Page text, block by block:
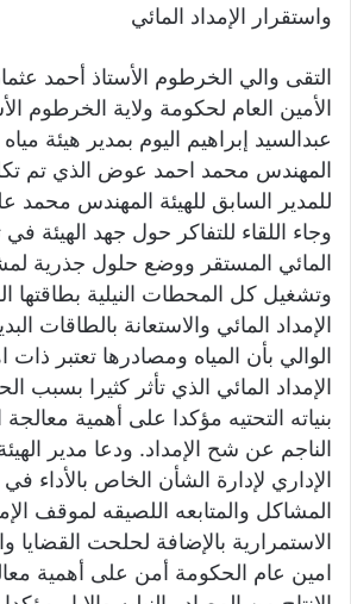
واستقرار الإمداد المائي
التقى والي الخرطوم الأستاذ أحمد
الأمين العام لحكومة ولاية الخرطوم
عبدالسيد إبراهيم اليوم بمدير هيئة
المهندس محمد احمد عوض الذي تم
للمدير السابق للهيئة المهندس محمد
وجاء اللقاء للتفاكر حول جهد الهيئة في
المائي المستقر ووضع حلول جذرية
وتشغيل كل المحطات النيلية
الإمداد المائي والاستعانة بالطاقات
الوالي بأن المياه ومصادرها تعتبر
الإمداد المائي الذي تأثر كثيرا بسبب
بنياته التحتيه مؤكدا على أهمية
الناجم عن شح الإمداد. ودعا مدير الهيئة
الإداري لإدارة الشأن الخاص
المشاكل والمتابعه اللصيقه لموقف
الاستمرارية بالإضافة لحلحت القضايا
امين عام الحكومة أمن على أهمية